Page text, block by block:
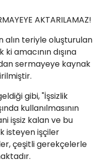
AKTARILAMAZ!
alın teriyle oluşturulan
ki amacının dışına
sermayeye kaynak
gibi, "İşsizlik
kullanılmasının
işsiz kalan ve bu
isteyen işçiler
çeşitli gerekçelerle